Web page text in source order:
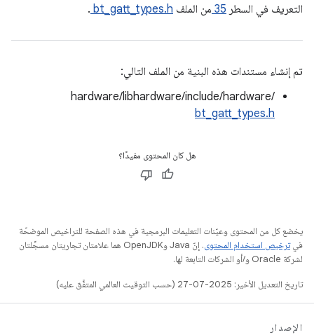
التعريف في السطر 35 من الملف bt_gatt_types.h
.
تم إنشاء مستندات هذه البنية من الملف التالي:
hardware/libhardware/include/hardware/
bt_gatt_types.h
هل كان المحتوى مفيدًا؟
يخضع كل من المحتوى وعيّنات التعليمات البرمجية في هذه الصفحة للتراخيص الموضحّة
فيترخيص استخدام المحتوى
. إنّ Java وOpenJDK هما علامتان تجاريتان مسجَّلتان
لشركة Oracle و/أو الشركات التابعة لها.
تاريخ التعديل الأخير: 2025-07-27 (حسب التوقيت العالمي المتفَّق عليه)
الإصدار